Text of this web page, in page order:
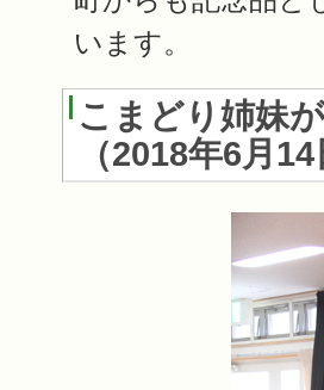
います。
こまどり姉妹
（2018年6月14